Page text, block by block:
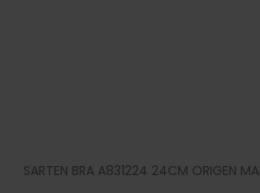
SARTEN BRA A831224 24CM ORIGEN